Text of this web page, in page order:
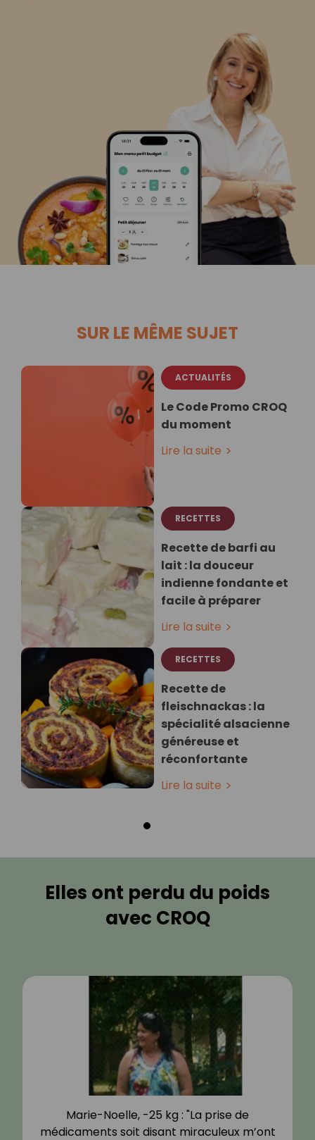
SUR LE MÊME SUJET
ACTUALITÉS
Le Code Promo CROQ
du moment
Lire la suite
RECETTES
Recette de barfi au
lait : la douceur
indienne fondante et
facile à préparer
Lire la suite
RECETTES
Recette de
fleischnackas : la
spécialité alsacienne
généreuse et
réconfortante
Lire la suite
Elles ont perdu du poids
avec CROQ
Marie-Noelle, -25 kg : "La prise de
médicaments soit disant miraculeux m’ont